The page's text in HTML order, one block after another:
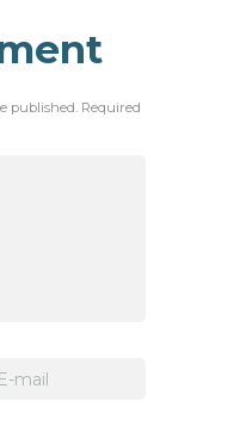
published. Required